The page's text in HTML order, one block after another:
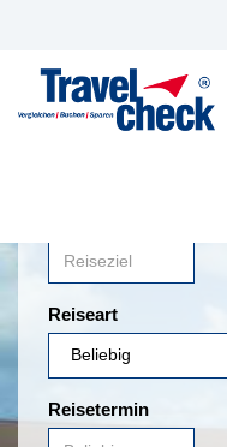
Reiseart
Reisetermin